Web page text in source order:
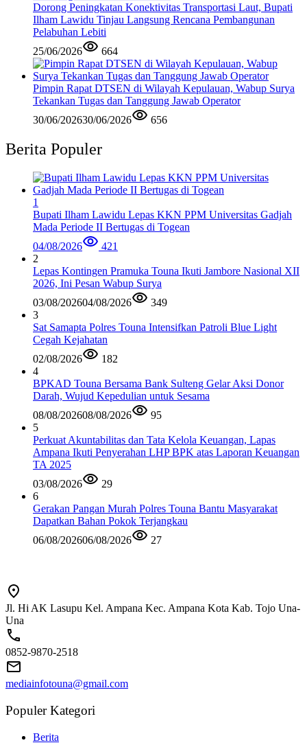
Dorong Peningkatan Konektivitas Transportasi Laut, Bupati
Ilham Lawidu Tinjau Langsung Rencana Pembangunan
Pelabuhan Lebiti
25/06/2026
664
Pimpin Rapat DTSEN di Wilayah Kepulauan, Wabup Surya
Tekankan Tugas dan Tanggung Jawab Operator
30/06/202630/06/2026 656
Berita Populer
1
Bupati Ilham Lawidu Lepas KKN PPM Universitas Gadjah
Mada Periode II Bertugas di Togean
04/08/2026
421
2
Lepas Kontingen Pramuka Touna Ikuti Jambore Nasional XII
2026, Ini Pesan Wabup Surya
03/08/202604/08/2026
349
3
Sat Samapta Polres Touna Intensifkan Patroli Blue Light
Cegah Kejahatan
02/08/2026
182
4
BPKAD Touna Bersama Bank Sulteng Gelar Aksi Donor
Darah, Wujud Kepedulian untuk Sesama
08/08/202608/08/2026
95
5
Perkuat Akuntabilitas dan Tata Kelola Keuangan, Lapas
Ampana Ikuti Penyerahan LHP BPK atas Laporan Keuangan
TA 2025
03/08/2026
29
6
Gerakan Pangan Murah Polres Touna Bantu Masyarakat
Dapatkan Bahan Pokok Terjangkau
06/08/202606/08/2026 27
Jl. Hi AK Lasupu Kel. Ampana Kec. Ampana Kota Kab. Tojo Una-
Una
0852-9870-2518
mediainfotouna@gmail.com
Populer Kategori
Berita